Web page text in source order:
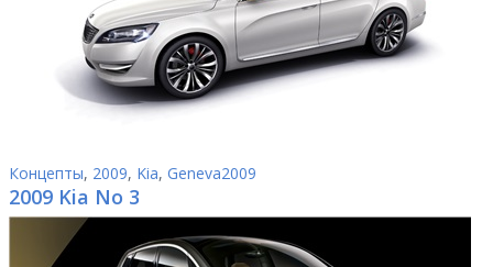
Концепты, 2009, Kia, Geneva2009
2009 Kia No 3